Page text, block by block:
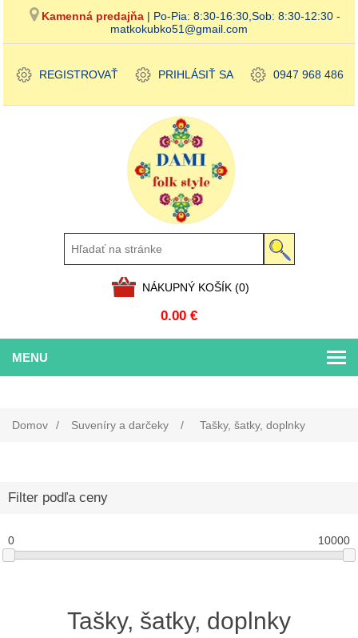
Kamenná predajňa | Po-Pia: 8:30-16:30,Sob: 8:30-12:30 -
matkokubko51@gmail.com
REGISTROVAŤ PRIHLÁSIŤ SA 0947 968 486
NÁKUPNÝ KOŠÍK (0)
0.00 €
MENU
Domov / Suveníry a darčeky / Tašky, šatky, doplnky
Filter podľa ceny
0 10000
Tašky, šatky, doplnky